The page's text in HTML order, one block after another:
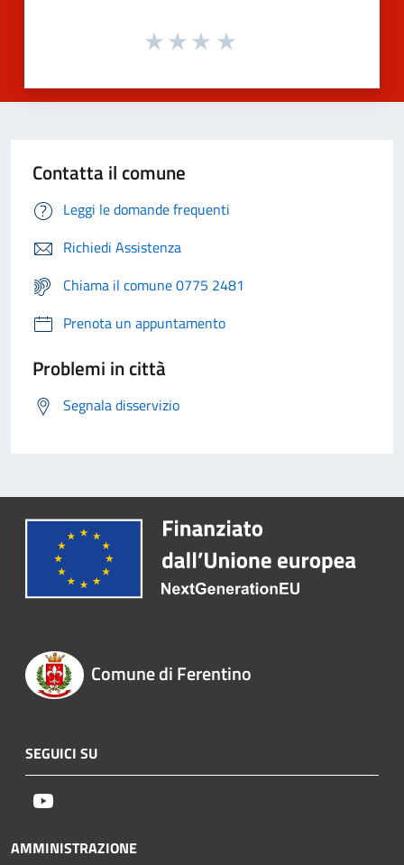
Contatta il comune
Leggi le domande frequenti
Richiedi Assistenza
Chiama il comune 0775 2481
Prenota un appuntamento
Problemi in città
Segnala disservizio
Comune di Ferentino
SEGUICI SU
AMMINISTRAZIONE